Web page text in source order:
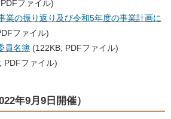
ファイル)
業の振り返り及び令和5年度の事業計画に
ファイル)
員名簿 (122KB; PDFファイル)
PDFファイル)
年9月9日開催）